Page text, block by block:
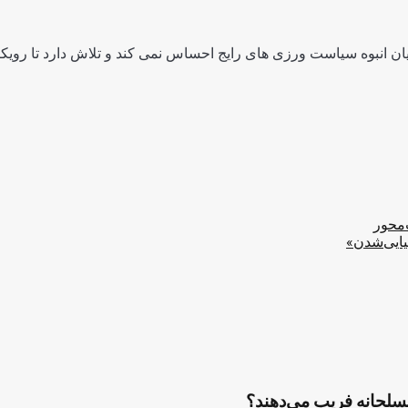
انبوه سیاست ورزی های رایج احساس نمی کند و تلاش دارد تا
فریب می‌دهند؟